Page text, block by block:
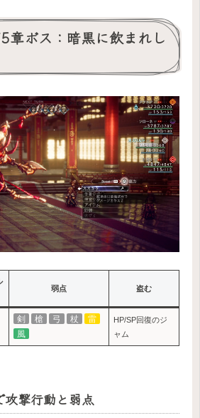
ボス：暗黒に飲まれし
弱点 盗む
剣 槍 弓 杖
雷
風
HP/SP回復のジ
ャム
攻撃行動と弱点